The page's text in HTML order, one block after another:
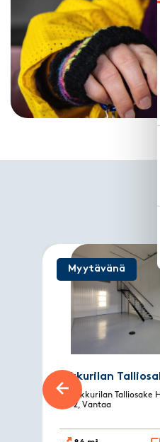
Myytävänä
Tikkurilan
Tikkurilan Talliosake H
2, Vantaa
Previous slide